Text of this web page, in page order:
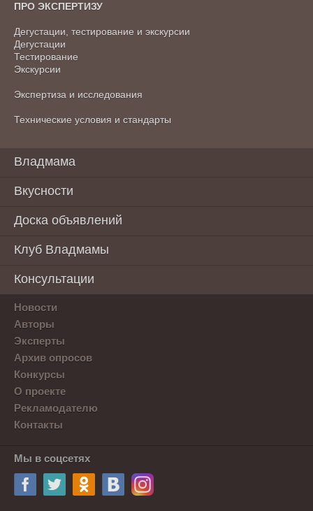
ПРО ЭКСПЕРТИЗУ
Дегустации, тестирование и экскурсии
Дегустации
Тестирование
Экскурсии
Экспертиза и исследования
Технические условия и стандарты
Владмама
Вкусности
Доска объявлений
Клуб Владмамы
Консультации
Новости
Авторы
Эксперты
Архив опросов
Конкурсы
О проекте
Рекламодателю
Контакты
Мы в соцсетях